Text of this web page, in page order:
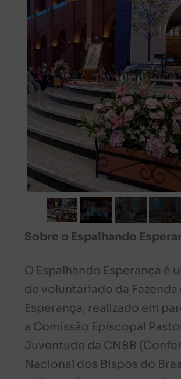
Sobre o Espalhando
O Espalhando Esperança é
de voluntariado da Fazenda
Esperança, realizado em
a Comissão Episcopal
Juventude da CNBB
Nacional dos Bispos do